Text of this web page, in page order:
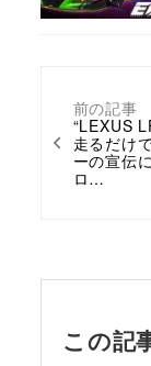
前の記事
“LEXUS
走るだけ
ーの宣伝
ロ…
この記